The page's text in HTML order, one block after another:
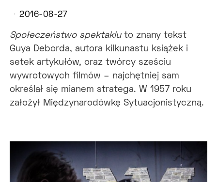
2016-08-27
Społeczeństwo spektakluto znany tekst
Guya Deborda, autora kilkunastu książek i
setek artykułów, oraz twórcy sześciu
wywrotowych filmów – najchętniej sam
określał się mianem stratega. W 1957 roku
założył Międzynarodówkę Sytuacjonistyczną.